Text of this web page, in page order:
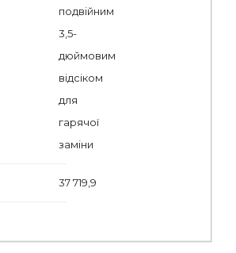
подвійним
3,5-
дюймовим
відсіком
для
гарячої
заміни
37 719,9